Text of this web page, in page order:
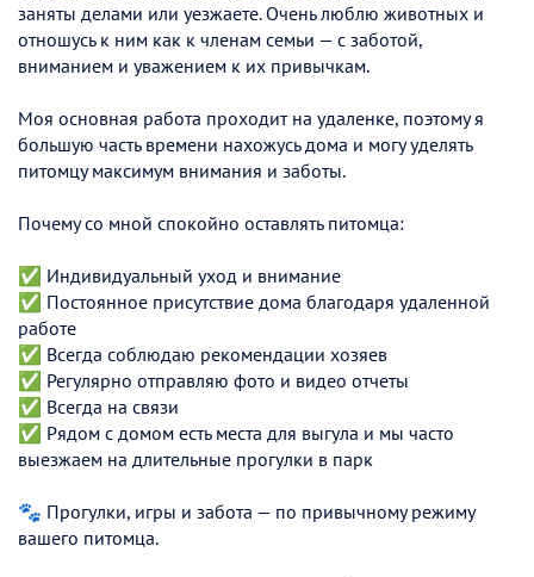
заняты делами или уезжаете. Очень люблю животных и
отношусь к ним как к членам семьи — с заботой,
вниманием и уважением к их привычкам.
Моя основная работа проходит на удаленке, поэтому я
большую часть времени нахожусь дома и могу уделять
питомцу максимум внимания и заботы.
Почему со мной спокойно оставлять питомца:
✅ Индивидуальный уход и внимание
✅ Постоянное присутствие дома благодаря удаленной
работе
✅ Всегда соблюдаю рекомендации хозяев
✅ Регулярно отправляю фото и видео отчеты
✅ Всегда на связи
✅ Рядом с домом есть места для выгула и мы часто
выезжаем на длительные прогулки в парк
🐾 Прогулки, игры и забота — по привычному режиму
вашего питомца.